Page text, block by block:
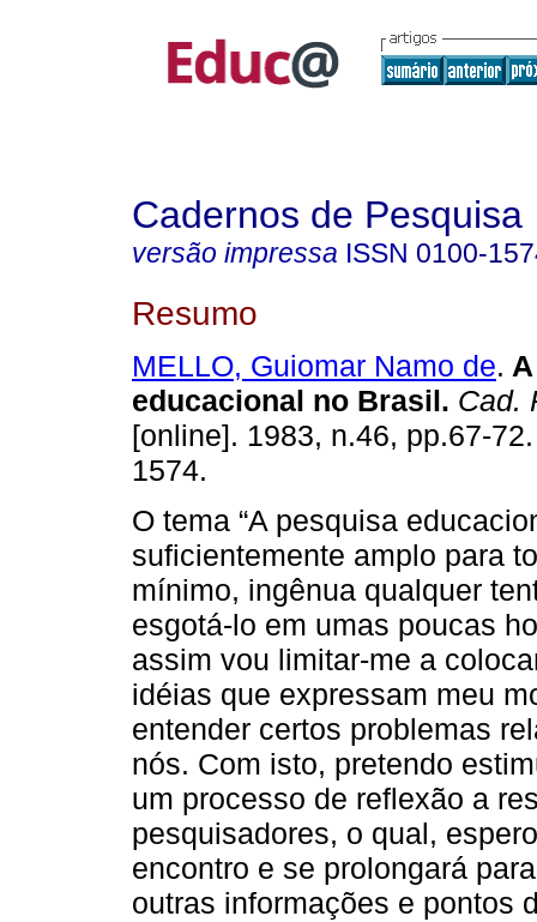
Cadernos de Pesquisa
versão impressa ISSN 0100-
Resumo
MELLO, Guiomar Namo de.
educacional no Brasil. Cad.
[online]. 1983, n.46, pp.67-
1574.
O tema “A pesquisa
suficientemente amplo para
mínimo, ingênua qualquer
esgotá-lo em umas poucas
assim vou limitar-me a
idéias que expressam meu
entender certos problemas
nós. Com isto, pretendo
um processo de reflexão a
pesquisadores, o qual,
encontro e se prolongará
outras informações e pontos